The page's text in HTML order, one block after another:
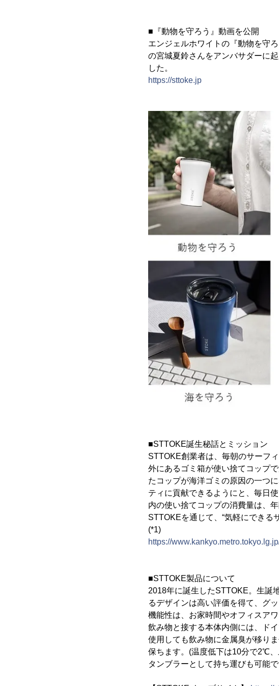
■『動物を守ろう』動画を公開
エンジェルホワイトの『動物を守
の宮城夏鈴さんをアンバサダーに
した。
https://sttoke.jp
■STTOKE誕生秘話とミッション
STTOKE創業者は、毎朝のサーフ
外にあるゴミ箱が使い捨てコップ
たコップが海洋ゴミの原因の一つ
ティに貢献できるようにと、毎日
内の使い捨てコップの消費量は、
STTOKEを通じて、“気軽にできる
(*1)
https://
■STTOKE製品について
2018年に誕生したSTTOKE。生誕
るデザインは高い評価を得て、グ
機能性は、お家時間やオフィスア
飲み物と接する本体内側には、ド
使用しても飲み物に金属臭が移り
保ちます。(温度低下は10分で2℃
タンブラーとして持ち運びも可能で